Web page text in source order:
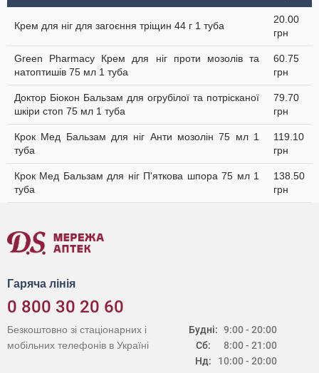
Крем для ніг для загоєння тріщин 44 г 1 туба
20.00
грн
Green Pharmacy Крем для ніг проти мозолів та
натоптишів 75 мл 1 туба
60.75
грн
Доктор Біокон Бальзам для огрубілої та потрісканої
шкіри стоп 75 мл 1 туба
79.70
грн
Крок Мед Бальзам для ніг Анти мозолін 75 мл 1
туба
119.10
грн
Крок Мед Бальзам для ніг П'яткова шпора 75 мл 1
туба
138.50
грн
Гаряча лінія
0 800 30 20 60
Будні:
Сб:
Нд:
9:00 - 20:00
8:00 - 21:00
10:00 - 20:00
Безкоштовно зі стаціонарних і
мобільних телефонів в Україні